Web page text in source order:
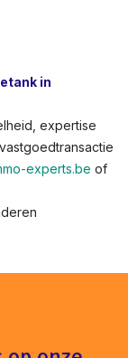
in
expertise
experts.be of